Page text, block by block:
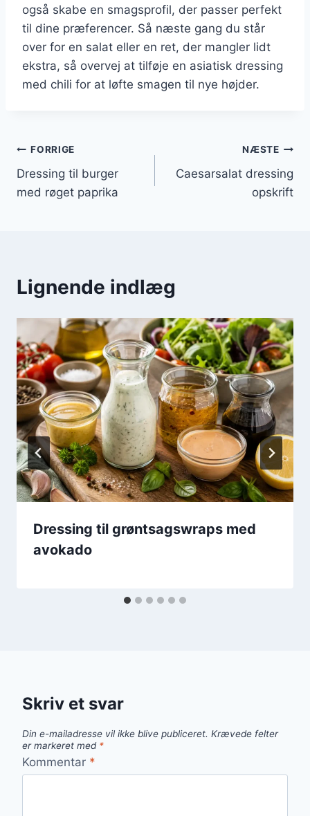
også skabe en smagsprofil, der passer perfekt
til dine præferencer. Så næste gang du står
over for en salat eller en ret, der mangler lidt
ekstra, så overvej at tilføje en asiatisk dressing
med chili for at løfte smagen til nye højder.
Indlægsnavigation
FORRIGE
Dressing til burger
med røget paprika
NÆSTE
Caesarsalat dressing
opskrift
Lignende indlæg
Dressing til grøntsagswraps med
avokado
Skriv et svar
Din e-mailadresse vil ikke blive publiceret. Krævede felter
er markeret med *
Kommentar *